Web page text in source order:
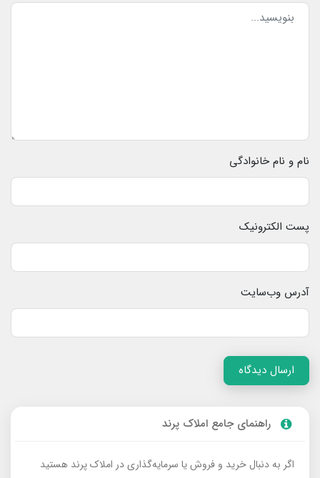
نام و نام خانوادگی
پست الکترونیک
آدرس وب‌سایت
ارسال دیدگاه
راهنمای جامع املاک پرند
اگر به دنبال خرید و فروش یا سرمایه‌گذاری در املاک پرند هستید